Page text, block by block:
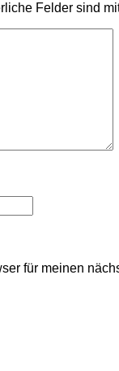
Felder sind
für meinen